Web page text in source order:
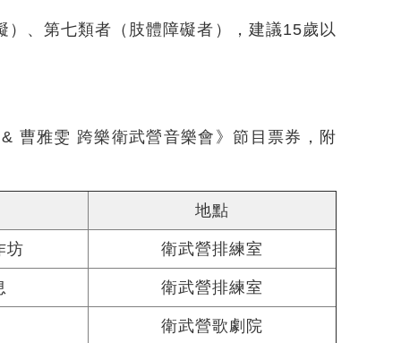
、第七類者（肢體障礙者），建議15歲以
曹雅雯 跨樂衛武營音樂會》節目票券，附
地點
坊 衛武營排練室
衛武營排練室
衛武營歌劇院